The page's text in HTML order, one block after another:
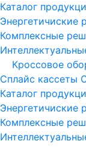
Каталог
Энергетичиские
Комплексные
Кроссовое
Сплайс кассеты
Каталог
Энергетичиские
Комплексные